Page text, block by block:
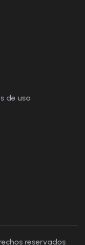
de uso
reservados